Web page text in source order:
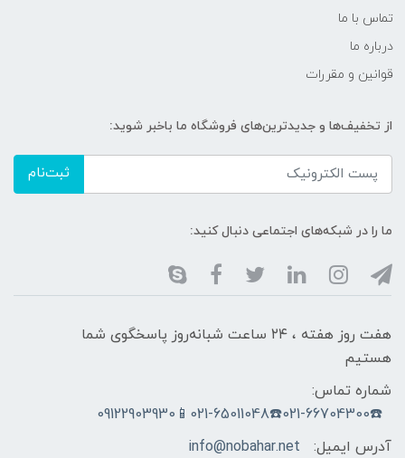
تماس با ما
درباره ما
قوانین و مقررات
از تخفیف‌ها و جدیدترین‌های فروشگاه ما باخبر شوید:
ثبت‌نام
ما را در شبکه‌های اجتماعی دنبال کنید:
هفت روز هفته ، ۲۴ ساعت شبانه‌روز پاسخگوی شما
هستیم
شماره تماس:
☎️021-66704300☎️021-65011048📱09122903930
آدرس ایمیل:
info@nobahar.net